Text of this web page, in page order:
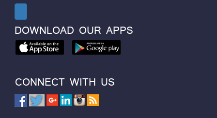
DOWNLOAD OUR APPS
CONNECT WITH US